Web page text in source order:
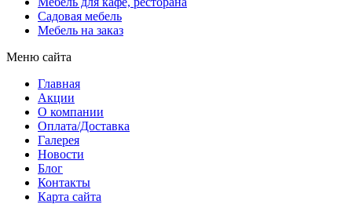
Садовая мебель
Мебель на заказ
Меню сайта
Главная
Акции
О компании
Оплата/Доставка
Галерея
Новости
Блог
Контакты
Карта сайта